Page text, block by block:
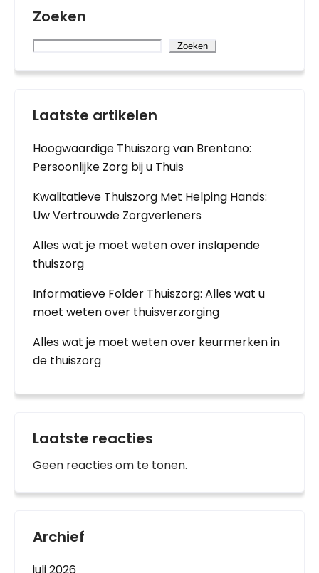
Zoeken
Zoeken
Laatste artikelen
Hoogwaardige Thuiszorg van Brentano:
Persoonlijke Zorg bij u Thuis
Kwalitatieve Thuiszorg Met Helping Hands:
Uw Vertrouwde Zorgverleners
Alles wat je moet weten over inslapende
thuiszorg
Informatieve Folder Thuiszorg: Alles wat u
moet weten over thuisverzorging
Alles wat je moet weten over keurmerken in
de thuiszorg
Laatste reacties
Geen reacties om te tonen.
Archief